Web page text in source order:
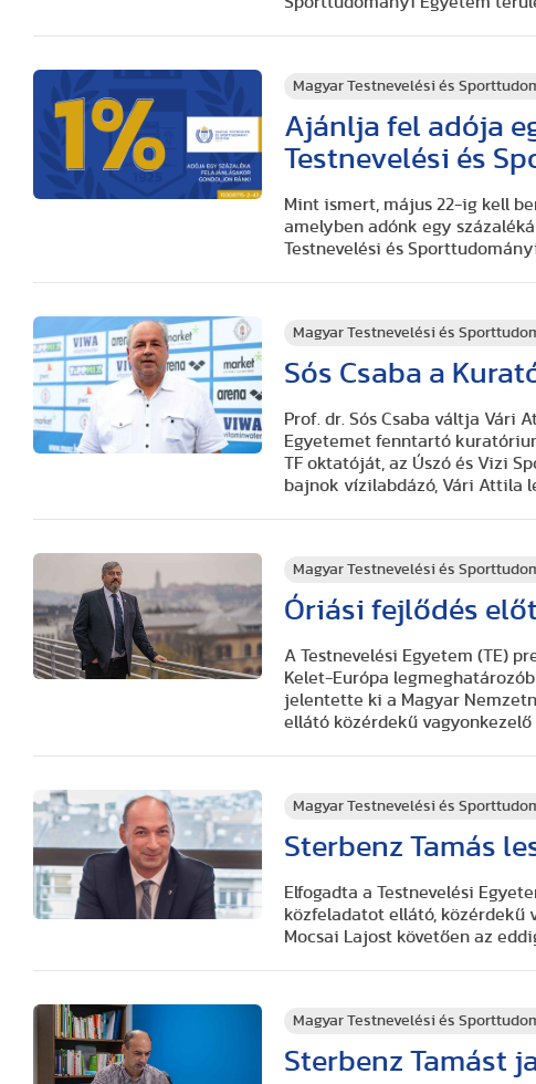
Magyar Testnevelési és
Ajánlja fel adója
Testnevelési és
Mint ismert, május 22-ig kell
amelyben adónk egy
Testnevelési és
Magyar Testnevelési és
Sós Csaba a
Prof. dr. Sós Csaba váltja Vári
Egyetemet fenntartó
TF oktatóját, az Úszó és Vizi
bajnok vízilabdázó, Vári Attila
Magyar Testnevelési és
Óriási fejlődés
A Testnevelési Egyetem (TE)
Kelet-Európa
jelentette ki a Magyar
ellátó közérdekű
Magyar Testnevelési és
Sterbenz Tamás
Elfogadta a Testnevelési
közfeladatot ellátó, közérdekű
Mocsai Lajost követően az
Magyar Testnevelési és
Sterbenz Tamást